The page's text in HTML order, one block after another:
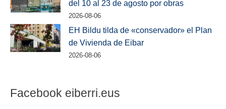
del 10 al 23 de agosto por obras
2026-08-06
EH Bildu tilda de «conservador» el Plan
de Vivienda de Eibar
2026-08-06
Facebook eiberri.eus